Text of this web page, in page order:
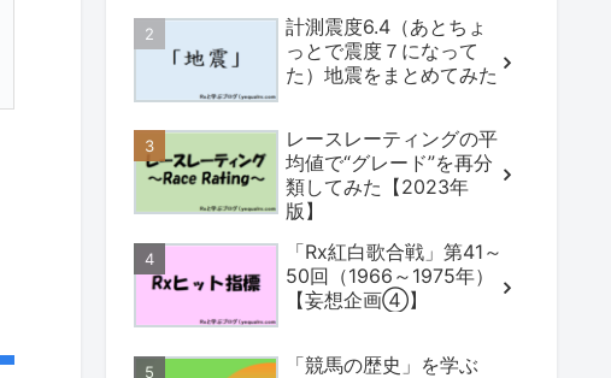
計測震度6.4（あとちょ
っとで震度７になって
た）地震をまとめてみた
レースレーティングの平
均値で“グレード”を再分
類してみた【2023年
版】
「Rx紅白歌合戦」第41～
50回（1966～1975年）
【妄想企画④】
「競馬の歴史」を学ぶ